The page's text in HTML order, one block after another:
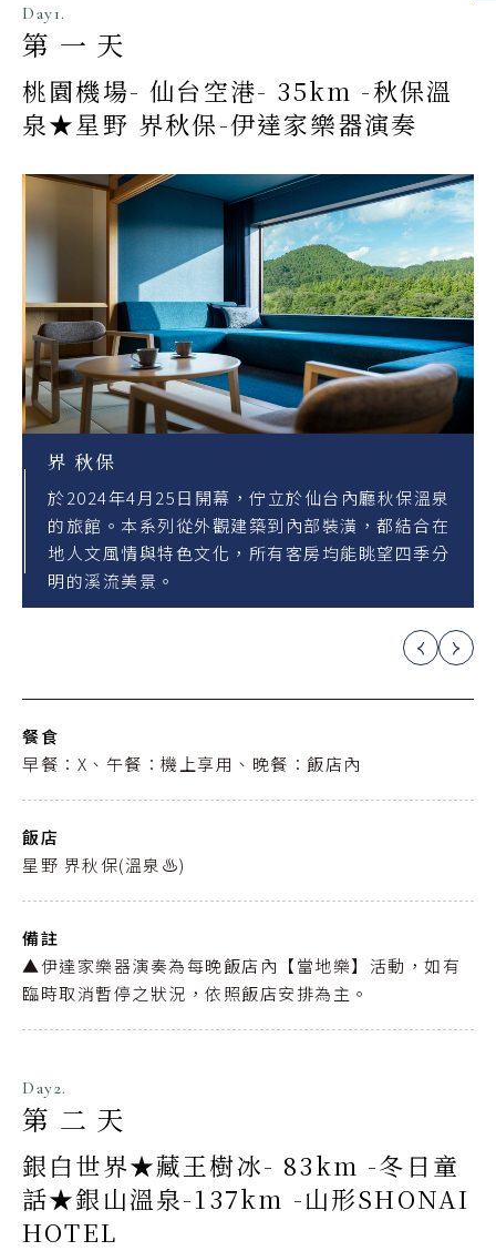
Day1.
第一天
桃園機場- 仙台空港- 35km -秋保溫
泉★星野 界秋保-伊達家樂器演奏
界 秋保
於2024年4月25日開幕，佇立於仙台內廳秋保溫泉
的旅館。本系列從外觀建築到內部裝潢，都結合在
地人文風情與特色文化，所有客房均能眺望四季分
明的溪流美景。
餐食
早餐：X、午餐：機上享用、晚餐：飯店內
飯店
星野 界秋保(溫泉♨️)
備註
▲伊達家樂器演奏為每晚飯店內【當地樂】活動，如有
臨時取消暫停之狀況，依照飯店安排為主。
Day2.
第二天
銀白世界★藏王樹冰- 83km -冬日童
話★銀山溫泉-137km -山形SHONAI
HOTEL